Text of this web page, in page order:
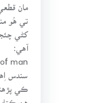
مان
تي هُو
کڻي
آهي:
man.
سندس
ڪي
هن